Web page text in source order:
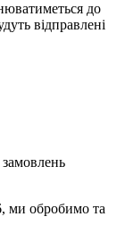
до
відправлені
ми обробимо та